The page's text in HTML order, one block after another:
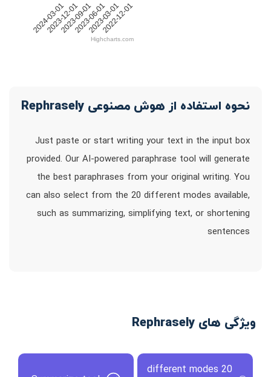
2024-03-01
2023-12-01
2023-09-01
2023-06-01
2023-03-01
2022-12-01
Highcharts.com
نحوه استفاده از هوش مصنوعی Rephrasely
Just paste or start writing your text in the input box
provided. Our AI-powered paraphrase tool will generate
the best paraphrases from your original writing. You
can also select from the 20 different modes available,
such as summarizing, simplifying text, or shortening
sentences
ویژگی های Rephrasely
20 different modes